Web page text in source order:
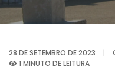
28 DE SETEMBRO DE 2023 |
1 MINUTO DE LEITURA